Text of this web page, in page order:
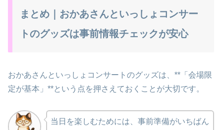
まとめ｜おかあさんといっしょコンサー
トのグッズは事前情報チェックが安心
おかあさんといっしょコンサートのグッズは、**「会場限
定が基本」**という点を押さえておくことが大切です。
当日を楽しむためには、事前準備がいちばん